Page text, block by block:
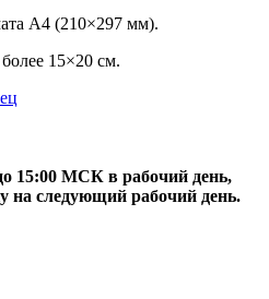
А4 (210×297 мм).
15×20 см.
15:00 МСК в рабочий день,
на следующий рабочий день.